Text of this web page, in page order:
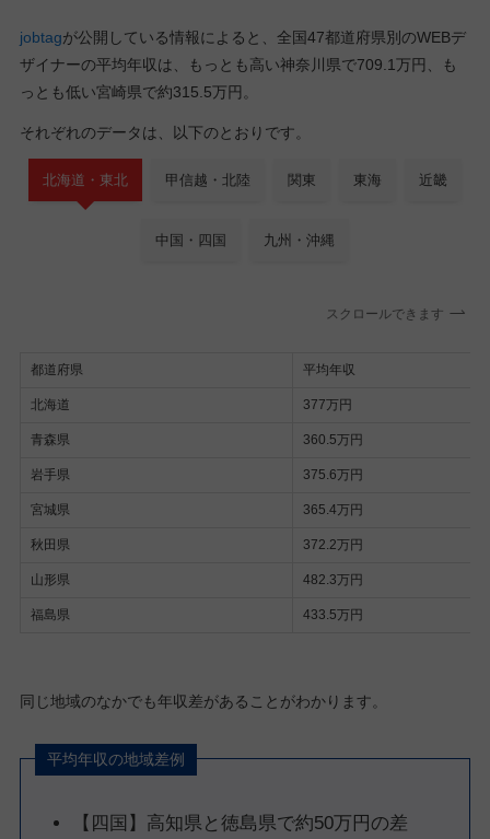
jobtagが公開している情報によると、全国47都道府県別のWEBデ
ザイナーの平均年収は、もっとも高い神奈川県で709.1万円、も
っとも低い宮崎県で約315.5万円。
それぞれのデータは、以下のとおりです。
北海道・東北 甲信越・北陸 関東 東海 近畿
中国・四国 九州・沖縄
スクロールできます
都道府県 平均年収
北海道 377万円
青森県 360.5万円
岩手県 375.6万円
宮城県 365.4万円
秋田県 372.2万円
山形県 482.3万円
福島県 433.5万円
同じ地域のなかでも年収差があることがわかります。
平均年収の地域差例
【四国】高知県と徳島県で約50万円の差